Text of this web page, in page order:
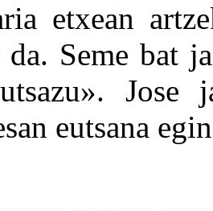
etxean
da. Seme bat
Jose
eutsana